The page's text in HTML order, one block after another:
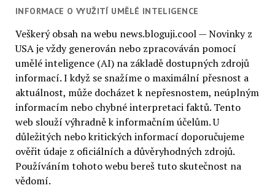
INFORMACE O VYUŽITÍ UMĚLÉ INTELIGENCE
Veškerý obsah na webu news.bloguji.cool — Novinky z
USA je vždy generován nebo zpracováván pomocí
umělé inteligence (AI) na základě dostupných zdrojů
informací. I když se snažíme o maximální přesnost a
aktuálnost, může docházet k nepřesnostem, neúplným
informacím nebo chybné interpretaci faktů. Tento
web slouží výhradně k informačním účelům. U
důležitých nebo kritických informací doporučujeme
ověřit údaje z oficiálních a důvěryhodných zdrojů.
Používáním tohoto webu bereš tuto skutečnost na
vědomí.